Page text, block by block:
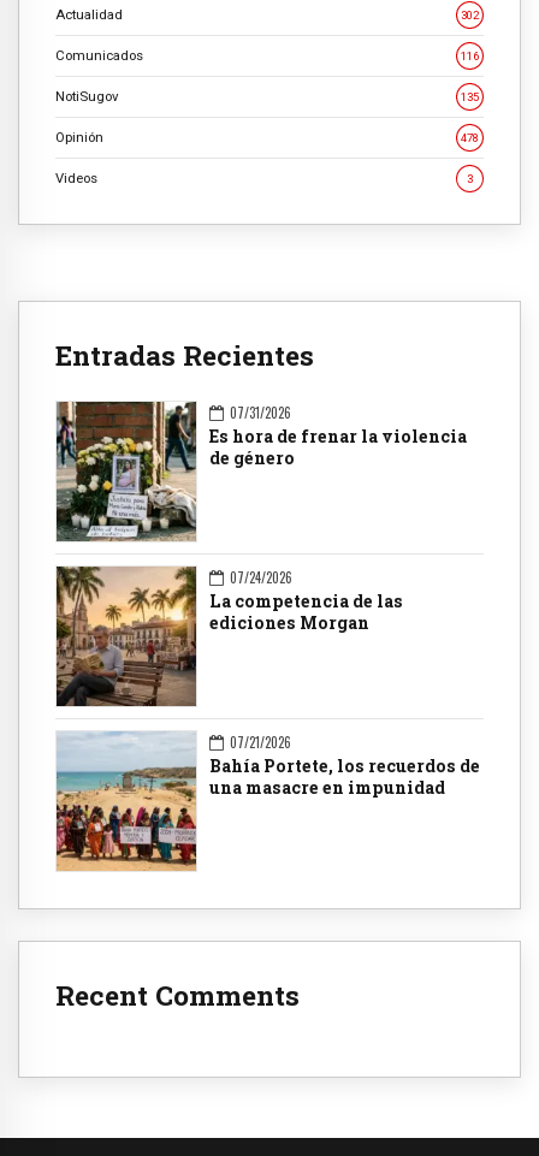
Actualidad 302
Comunicados 116
NotiSugov 135
Opinión 478
Videos 3
Entradas Recientes
07/31/2026
Es hora de frenar la violencia
de género
07/24/2026
La competencia de las
ediciones Morgan
07/21/2026
Bahía Portete, los recuerdos de
una masacre en impunidad
Recent Comments